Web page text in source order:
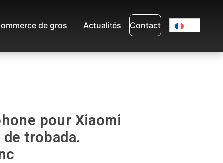
de gros Actualités Contact
pour Xiaomi
trobada.